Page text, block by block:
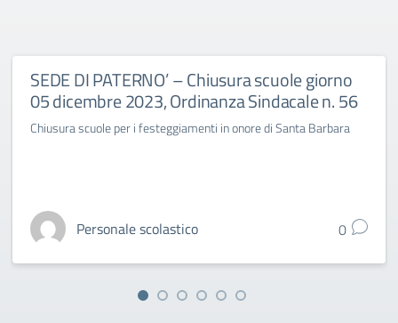
SEDE DI PATERNO’ – Chiusura scuole giorno
05 dicembre 2023, Ordinanza Sindacale n. 56
Chiusura scuole per i festeggiamenti in onore di Santa Barbara
Personale scolastico 0